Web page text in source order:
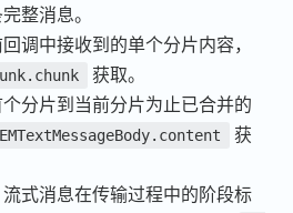
整消息。
回调中接收到的单个分片内容，
获取。
个分片到当前分片为止已合并的
EMTextMessageBody.content
获
流式消息在传输过程中的阶段标